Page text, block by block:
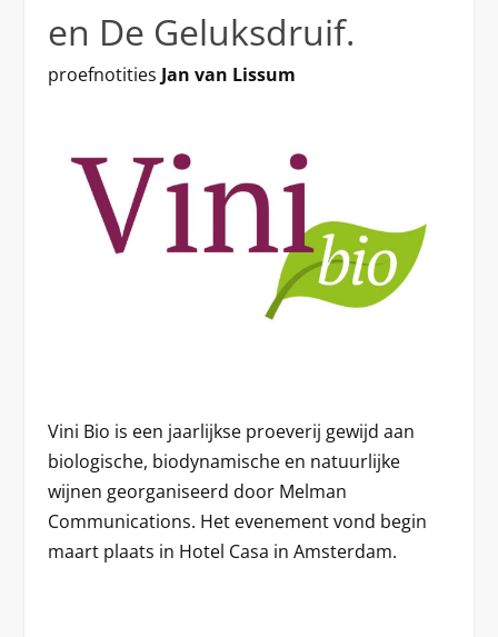
en De Geluksdruif.
proefnotities Jan van Lissum
Vini Bio is een jaarlijkse proeverij gewijd aan
biologische, biodynamische en natuurlijke
wijnen georganiseerd door Melman
Communications. Het evenement vond begin
maart plaats in Hotel Casa in Amsterdam.